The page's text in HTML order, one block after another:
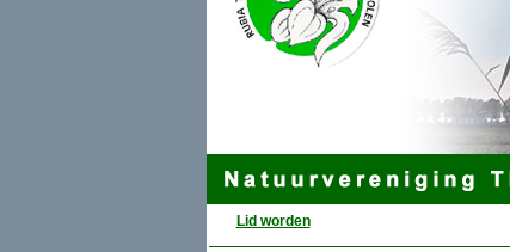
Lid worden